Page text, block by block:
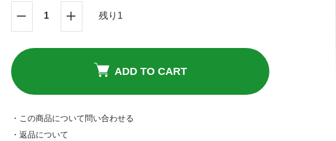
残り1
ADD TO CART
・この商品について問い合わせる
・返品について